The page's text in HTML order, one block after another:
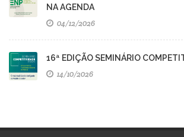
NA AGENDA
04/12/2026
16ª EDIÇÃO SEMINÁRIO
14/10/2026